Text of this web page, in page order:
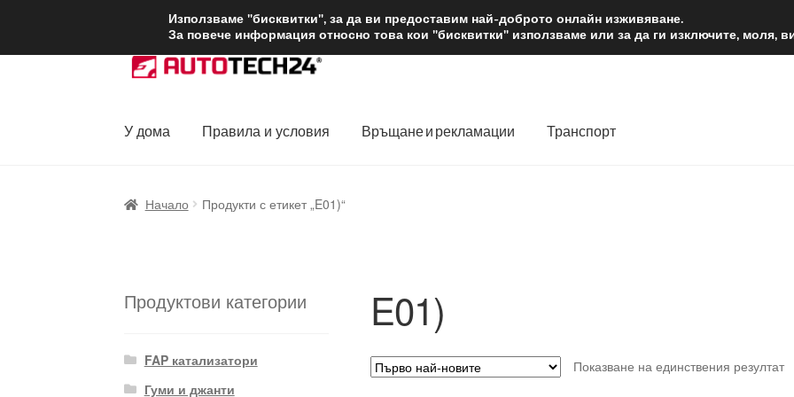
ДОСТАВКА от 12 лв.
Skip
to
Skip
to
У дома Правила и условия Връщане и рекламации Транспорт
Начало Продукти с етикет „E01)“
E01)
Показване на единствения резултат
Продуктови категории
FAP катализатори
Гуми и джанти
Използваме "бисквитки", за да ви предоставим най-доброто онлайн изживяване.
За повече информация относно това кои "бисквитки" използваме или за да ги изключите, моля,